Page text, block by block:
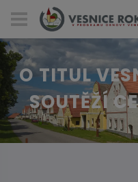
Skip navigation
O TITUL
SOUTĚŽÍ